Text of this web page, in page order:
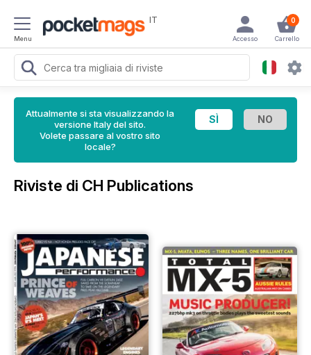
Menu
IT 0
Carrello
Accesso
Attualmente si sta visualizzando la
versione Italy del sito.
Volete passare al vostro sito
locale?
Riviste di CH Publications